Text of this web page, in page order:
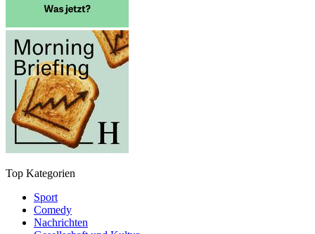
Top Kategorien
Sport
Comedy
Nachrichten